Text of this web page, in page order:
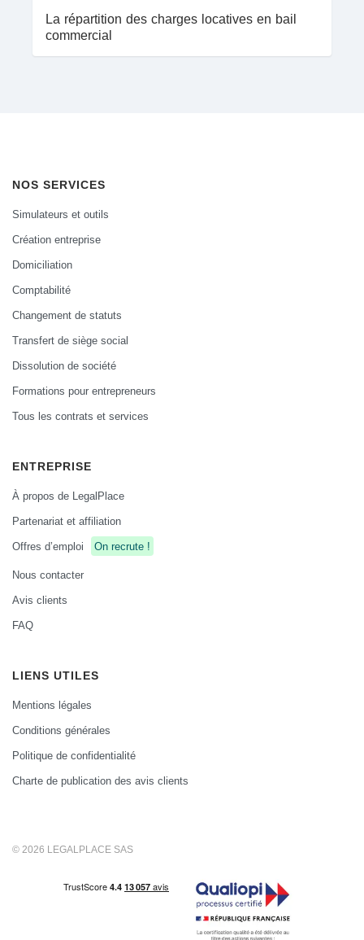
La répartition des charges locatives en bail
commercial
NOS SERVICES
Simulateurs et outils
Création entreprise
Domiciliation
Comptabilité
Changement de statuts
Transfert de siège social
Dissolution de société
Formations pour entrepreneurs
Tous les contrats et services
ENTREPRISE
À propos de LegalPlace
Partenariat et affiliation
Offres d’emploi
On recrute !
Nous contacter
Avis clients
FAQ
LIENS UTILES
Mentions légales
Conditions générales
Politique de confidentialité
Charte de publication des avis clients
© 2026 LEGALPLACE SAS